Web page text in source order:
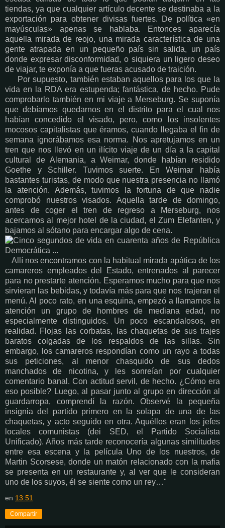
tiendas, ya que cualquier artículo decente se destinaba a la
exportación para obtener divisas fuertes. De política «en
mayúsculas» apenas se hablaba. Entonces aparecía
aquella mirada de reojo, una mirada característica de una
gente atrapada en un pequeño país sin salida, un país
donde expresar disconformidad, o siquiera un ligero deseo
de viajar, te exponía a que fueras acusado de traición.
Por supuesto, también estaban aquellos para los que la
vida en la RDA era estupenda; fantástica, de hecho. Pude
comprobarlo también en mi viaje a Merseburg. Se suponía
que debíamos quedarnos en el distrito para el cual nos
habían concedido el visado, pero, como los insolentes
mocosos capitalistas que éramos, cuando llegaba el fin de
semana ignorábamos esa norma. Nos apretujamos en un
tren que nos llevó en un ilícito viaje de un día a la capital
cultural de Alemania, a Weimar, donde habían residido
Goethe y Schiller. Tuvimos suerte. En Weimar había
bastantes turistas, de modo que nuestra presencia no llamó
la atención. Además, tuvimos la fortuna de que nadie
comprobó nuestros visados. Aquella tarde de domingo,
antes de coger el tren de regreso a Merseburg, nos
acercamos al mejor hotel de la ciudad, el Zum Elefanten, y
bajamos al sótano para encargar algo de cena.
Allí nos encontramos con la habitual mirada apática de los
camareros empleados del Estado, entrenados al parecer
para no prestarte atención. Esperamos mucho para que nos
sirvieran las bebidas, y todavía más para que nos trajeran el
menú. Al poco rato, en una esquina, empezó a llamarnos la
atención un grupo de hombres de mediana edad, no
especialmente distinguidos. Un poco escandalosos, en
realidad. Flojas las corbatas, las chaquetas de sus trajes
baratos colgadas de los respaldos de las sillas. Sin
embargo, los camareros respondían como un rayo a todas
sus peticiones, al menor chasquido de sus dedos
manchados de nicotina, y les sonreían por cualquier
comentario banal. Con actitud servil, de hecho. ¿Cómo era
eso posible? Luego, al pasar junto al grupo en dirección al
guardarropa, comprendí la razón. Observé la pequeña
insignia del partido primero en la solapa de una de las
chaquetas, y acto seguido en otra. Aquéllos eran los jefes
locales comunistas (dei SED, el Partido Socialista
Unificado). Años más tarde reconocería algunas similitudes
entre esa escena y la película Uno de los nuestros, de
Martin Scorsese, donde un matón relacionado con la mafia
se presenta en un restaurante y, al ver que le consideran
uno de los suyos, él se siente como un rey…"
en 13:51
Compartir